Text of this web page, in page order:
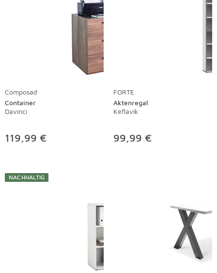
Composad
Container
Davinci
119,99 €
FORTE
Aktenregal
Keflavik
99,99 €
NACHHALTIG